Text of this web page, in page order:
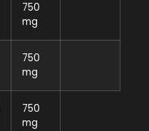
750
mg
750
mg
750
mg